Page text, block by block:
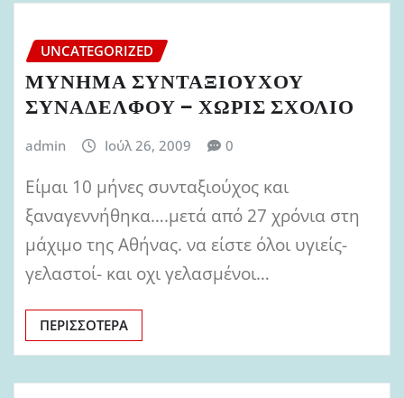
UNCATEGORIZED
ΜΥΝΗΜΑ ΣΥΝΤΑΞΙΟΥΧΟΥ
ΣΥΝΑΔΕΛΦΟΥ – ΧΩΡΙΣ ΣΧΟΛΙΟ
admin Ιούλ 26, 2009 0
Είμαι 10 μήνες συνταξιούχος και
ξαναγεννήθηκα….μετά από 27 χρόνια στη
μάχιμο της Αθήνας. να είστε όλοι υγιείς-
γελαστοί- και οχι γελασμένοι…
ΠΕΡΙΣΣΌΤΕΡΑ